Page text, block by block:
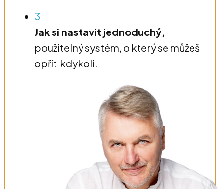
3
Jak si nastavit jednoduchý,
použitelný systém, o který se můžeš
opřít kdykoli.